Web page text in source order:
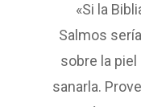
«Si la
Salmos
sobre la piel
sanarla.